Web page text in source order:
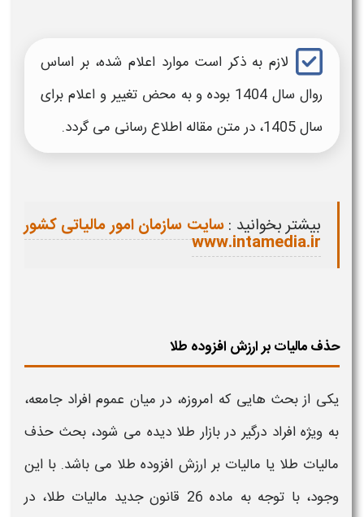
لازم به ذکر است موارد اعلام شده، بر اساس
روال سال 1404 بوده و به محض تغییر و اعلام برای
سال 1405، در متن مقاله اطلاع رسانی می گردد.
بیشتر بخوانید :سایت سازمان امور مالیاتی کشور
www.intamedia.ir
حذف مالیات بر ارزش افزوده طلا
یکی از بحث هایی که امروزه، در میان عموم افراد جامعه،
به ویژه افراد درگیر در بازار طلادیده می شود، بحث حذف
مالیات طلا یا مالیات بر ارزش افزوده طلا می باشد. با این
وجود، با توجه به ماده 26 قانون جدید
مالیات طلا، در